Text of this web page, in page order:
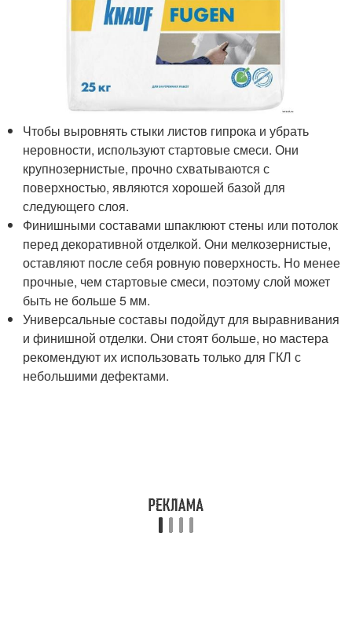
Чтобы выровнять стыки листов гипрока и убрать
неровности, используют стартовые смеси. Они
крупнозернистые, прочно схватываются с
поверхностью, являются хорошей базой для
следующего слоя.
Финишными составами шпаклюют стены или потолок
перед декоративной отделкой. Они мелкозернистые,
оставляют после себя ровную поверхность. Но менее
прочные, чем стартовые смеси, поэтому слой может
быть не больше 5 мм.
Универсальные составы подойдут для выравнивания
и финишной отделки. Они стоят больше, но мастера
рекомендуют их использовать только для ГКЛ с
небольшими дефектами.